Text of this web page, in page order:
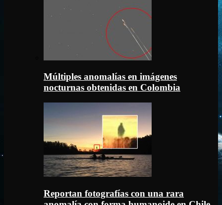
Múltiples anomalías en imágenes
nocturnas obtenidas en Colombia
Reportan fotografías con una rara